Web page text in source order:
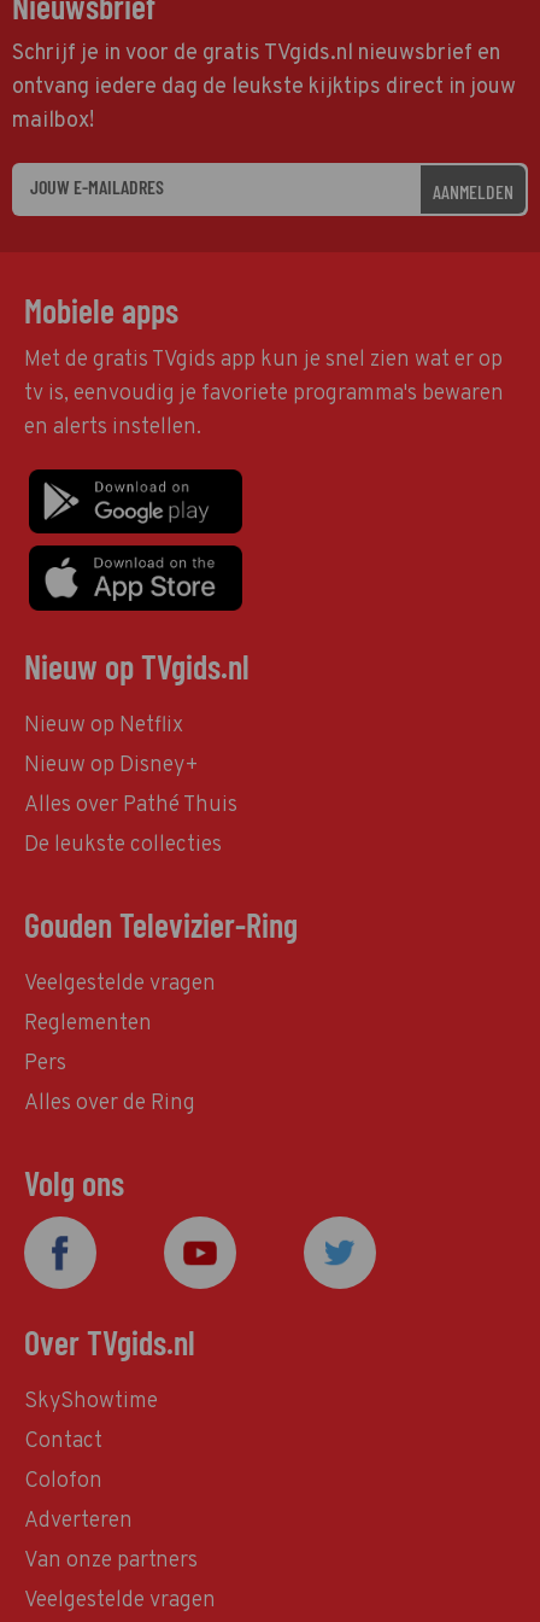
Schrijf je in voor de gratis TVgids.nl nieuwsbrief en
ontvang iedere dag de leukste kijktips direct in jouw
mailbox!
AANMELDEN
Mobiele apps
Met de gratis TVgids app kun je snel zien wat er op
tv is, eenvoudig je favoriete programma's bewaren
en alerts instellen.
Nieuw op TVgids.nl
Nieuw op Netflix
Nieuw op Disney+
Alles over Pathé Thuis
De leukste collecties
Gouden Televizier-Ring
Veelgestelde vragen
Reglementen
Pers
Alles over de Ring
Volg ons
Over TVgids.nl
SkyShowtime
Contact
Colofon
Adverteren
Van onze partners
Veelgestelde vragen